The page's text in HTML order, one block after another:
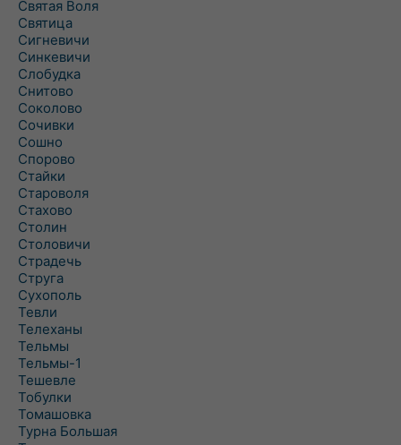
Святая Воля
Святица
Сигневичи
Синкевичи
Слобудка
Снитово
Соколово
Сочивки
Сошно
Спорово
Стайки
Староволя
Стахово
Столин
Столовичи
Страдечь
Струга
Сухополь
Тевли
Телеханы
Тельмы
Тельмы-1
Тешевле
Тобулки
Томашовка
Турна Большая